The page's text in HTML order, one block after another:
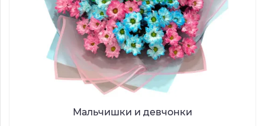
Мальчишки и девчонки